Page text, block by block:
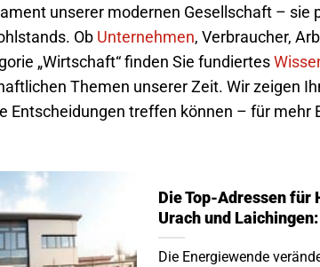
unserer modernen Gesellschaft –
Ob Unternehmen, Verbraucher,
„Wirtschaft“ finden Sie fundiertes
Themen unserer Zeit. Wir zeigen
Entscheidungen treffen können – für mehr
Die Top-Adressen für
Urach und
Die Energiewende